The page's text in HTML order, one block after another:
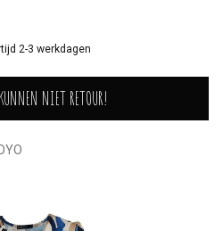
2-3 werkdagen
NIET RETOUR!